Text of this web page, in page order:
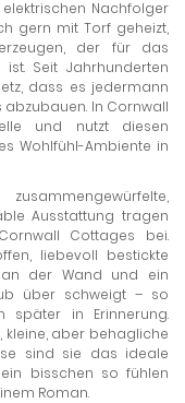
Nachfolger
gern mit Torf geheizt,
der für das
Seit Jahrhunderten
dass es jedermann
In Cornwall
und nutzt diesen
Wohlfühl-Ambiente in
Ausstattung tragen
Cottages bei.
liebevoll bestickte
an der Wand und ein
über schweigt – so
später in Erinnerung.
kleine, aber behagliche
sind sie das ideale
bisschen so fühlen
Roman.